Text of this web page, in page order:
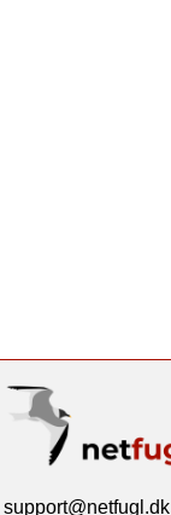
support@netfugl.dk